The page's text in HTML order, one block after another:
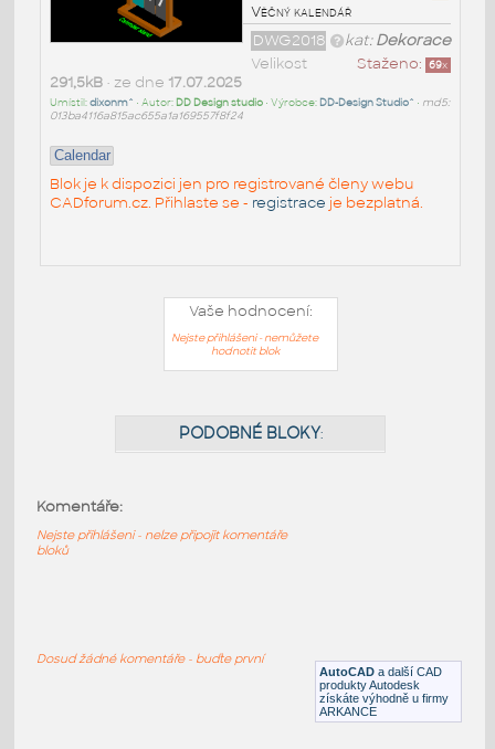
Věčný kalendář
kat:Dekorace
DWG2018
Staženo: 69x
Velikost
291,5kB• ze dne 17.07.2025
Umístil:dixonm^ • Autor: DD Design studio• Výrobce: DD-Design Studio^ • md5:
013ba4116a815ac655a1a169557f8f24
Calendar
Blok je k dispozici jen pro registrované členy webu
CADforum.cz. Přihlaste se - registrace je bezplatná.
Vaše hodnocení:
Nejste přihlášeni - nemůžete
hodnotit blok
AutoCAD a další CAD
produkty Autodesk
získáte výhodně u firmy
ARKANCE
Komentáře:
Nejste přihlášeni - nelze připojit komentáře
bloků
Dosud žádné komentáře - buďte první